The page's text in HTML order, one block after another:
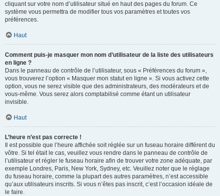
cliquant sur votre nom d’utilisateur situé en haut des pages du forum. Ce
système vous permettra de modifier tous vos paramètres et toutes vos
préférences.
Haut
Comment puis-je masquer mon nom d’utilisateur de la liste des utilisateurs
en ligne ?
Dans le panneau de contrôle de l’utilisateur, sous « Préférences du forum »,
vous trouverez l’option « Masquer mon statut en ligne ». Si vous activez cette
option, vous ne serez visible que des administrateurs, des modérateurs et de
vous-même. Vous serez alors comptabilisé comme étant un utilisateur
invisible.
Haut
L’heure n’est pas correcte !
Il est possible que l’heure affichée soit réglée sur un fuseau horaire différent du
vôtre. Si tel était le cas, veuillez vous rendre dans le panneau de contrôle de
l’utilisateur et régler le fuseau horaire afin de trouver votre zone adéquate, par
exemple Londres, Paris, New York, Sydney, etc. Veuillez noter que le réglage
du fuseau horaire, comme la plupart des autres paramètres, n’est accessible
qu’aux utilisateurs inscrits. Si vous n’êtes pas inscrit, c’est l’occasion idéale de
le faire.